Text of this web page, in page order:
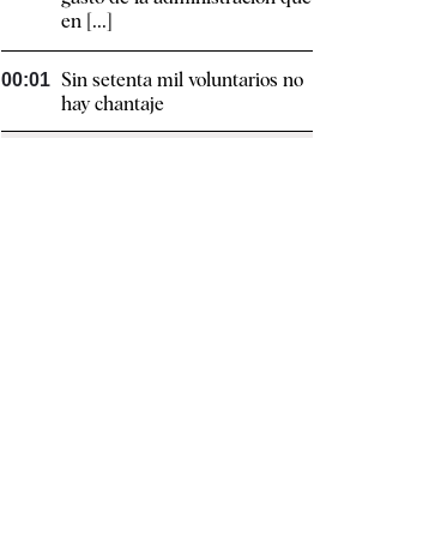
en [...]
00:01 Sin setenta mil voluntarios no
hay chantaje